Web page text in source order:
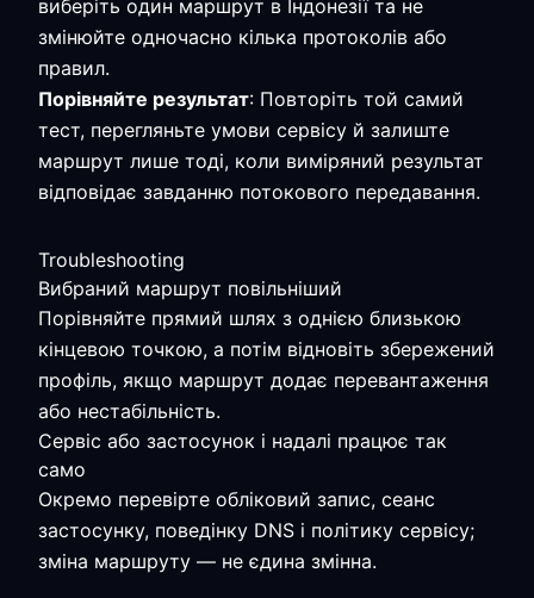
виберіть один маршрут в Індонезії та не
змінюйте одночасно кілька протоколів або
правил.
Порівняйте результат: Повторіть той самий
тест, перегляньте умови сервісу й залиште
маршрут лише тоді, коли виміряний результат
відповідає завданню потокового передавання.
Troubleshooting
Вибраний маршрут повільніший
Порівняйте прямий шлях з однією близькою
кінцевою точкою, а потім відновіть збережений
профіль, якщо маршрут додає перевантаження
або нестабільність.
Сервіс або застосунок і надалі працює так
само
Окремо перевірте обліковий запис, сеанс
застосунку, поведінку DNS і політику сервісу;
зміна маршруту — не єдина змінна.